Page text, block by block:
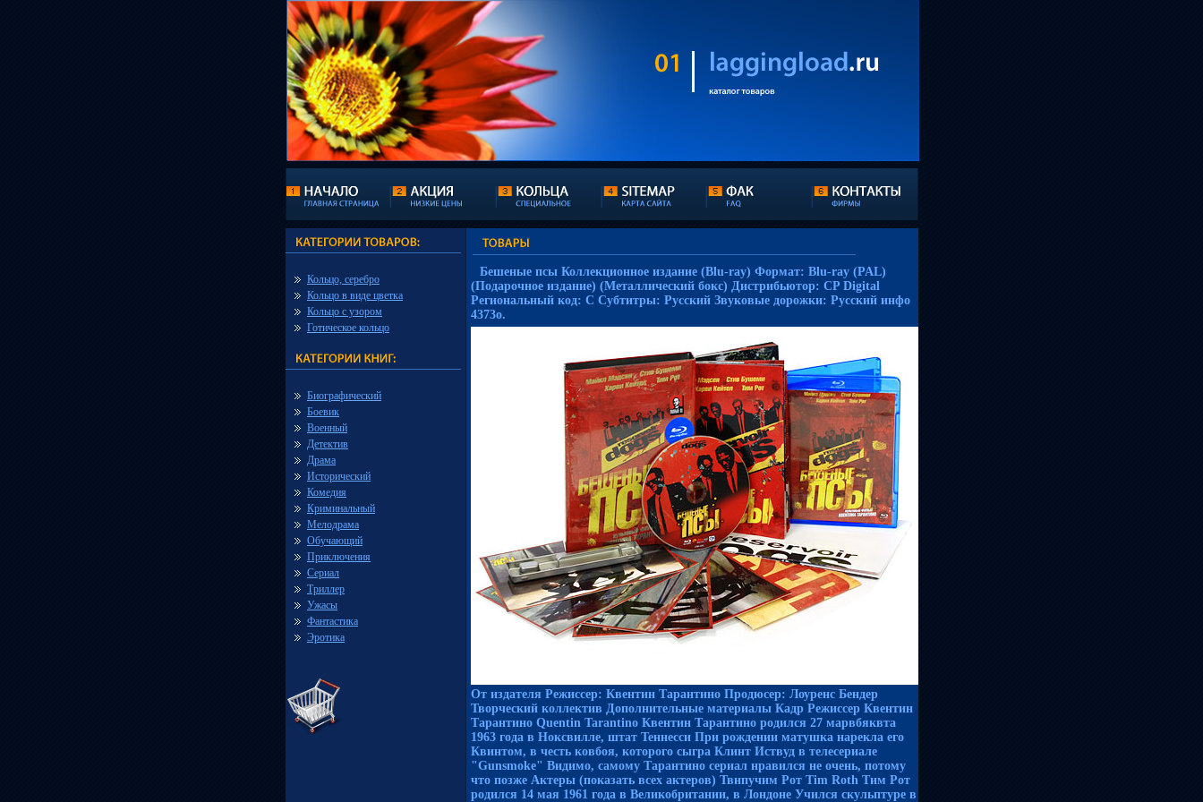
Кольцо, серебро
Кольцо в виде цветка
Кольцо с узором
Готическое кольцо
Биографический
Боевик
Военный
Детектив
Драма
Исторический
Комедия
Криминальный
Мелодрама
Обучающий
Приключения
Сериал
Триллер
Ужасы
Фантастика
Эротика
Бешеные псы Коллекционное издание (Blu-ray) Формат: Blu-ray (PAL)
(Подарочное издание) (Металлический бокс) Дистрибьютор: CP Digital
Региональный код: С Субтитры: Русский Звуковые дорожки: Русский инфо
4373o.
От издателя Режиссер: Квентин Тарантино Продюсер: Лоуренс Бендер
Творческий коллектив Дополнительные материалы Кадр Режиссер Квентин
Тарантино Quentin Tarantino Квентин Тарантино родился 27 марвбяквта
1963 года в Ноксвилле, штат Теннесси При рождении матушка нарекла его
Квинтом, в честь ковбоя, которого сыгра Клинт Иствуд в телесериале
"Gunsmoke" Видимо, самому Тарантино сериал нравился не очень, потому
что позже Актеры (показать всех актеров) Твнпучим Рот Tim Roth Тим Рот
родился 14 мая 1961 года в Великобритании, в Лондоне Учился скульптуре в